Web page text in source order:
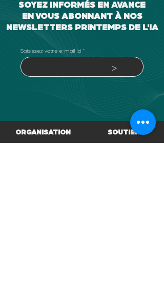
SOYEZ INFORMÉS EN AVANCE
EN VOUS ABONNANT À NOS
NEWSLETTERS PRINTEMPS DE L'IA
Saisissez votre e-mail ici
>
ORGANISATION SOUTIEN